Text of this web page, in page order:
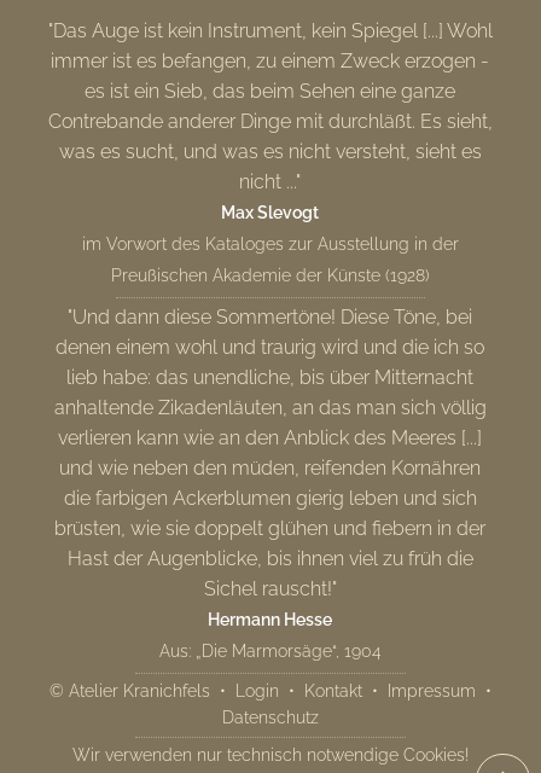
"Das Auge ist kein Instrument, kein Spiegel [...] Wohl
immer ist es befangen, zu einem Zweck erzogen -
es ist ein Sieb, das beim Sehen eine ganze
Contrebande anderer Dinge mit durchläßt. Es sieht,
was es sucht, und was es nicht versteht, sieht es
nicht ..."
Max Slevogt
im Vorwort des Kataloges zur Ausstellung in der
Preußischen Akademie der Künste (1928)
"Und dann diese Sommertöne! Diese Töne, bei
denen einem wohl und traurig wird und die ich so
lieb habe: das unendliche, bis über Mitternacht
anhaltende Zikadenläuten, an das man sich völlig
verlieren kann wie an den Anblick des Meeres [...]
und wie neben den müden, reifenden Kornähren
die farbigen Ackerblumen gierig leben und sich
brüsten, wie sie doppelt glühen und fiebern in der
Hast der Augenblicke, bis ihnen viel zu früh die
Sichel rauscht!"
Hermann Hesse
Aus: „Die Marmorsäge“, 1904
© Atelier Kranichfels • Login • Kontakt • Impressum
•
Datenschutz
Wir verwenden nur technisch notwendige Cookies!